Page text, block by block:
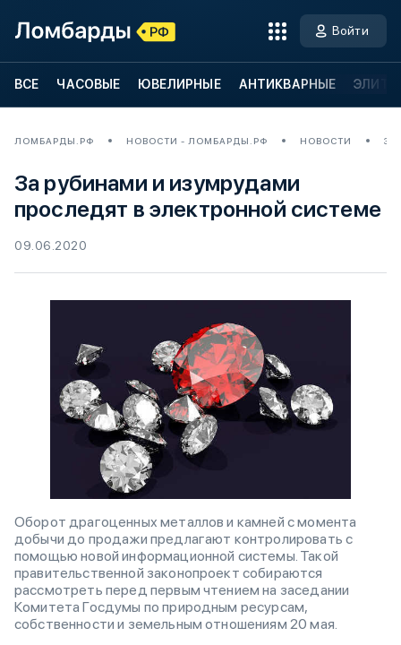
Войти
ВСЕ ЧАСОВЫЕ ЮВЕЛИРНЫЕ АНТИКВАРНЫЕ
ЛОМБАРДЫ.РФ НОВОСТИ - ЛОМБАРДЫ.РФ НОВОСТИ ЗА
За рубинами и изумрудами
проследят в электронной системе
09.06.2020
Оборот драгоценных металлов и камней с момента
добычи до продажи предлагают контролировать с
помощью новой информационной системы. Такой
правительственной законопроект собираются
рассмотреть перед первым чтением на заседании
Комитета Госдумы по природным ресурсам,
собственности и земельным отношениям 20 мая.